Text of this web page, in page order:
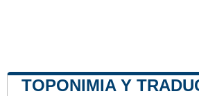
TOPONIMIA Y